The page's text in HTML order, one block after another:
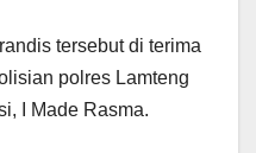
tersebut di terima
polres Lamteng
I Made Rasma.